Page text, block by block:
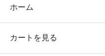
ホーム
カートを見る